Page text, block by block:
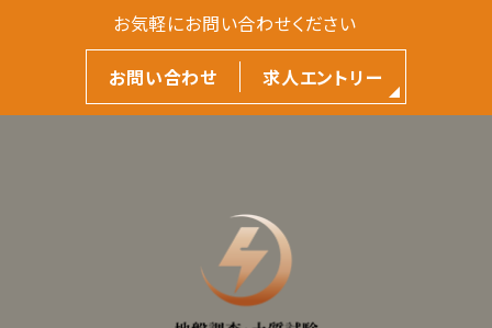
お気軽にお問い合わせください
お問い合わせ 求人エントリー